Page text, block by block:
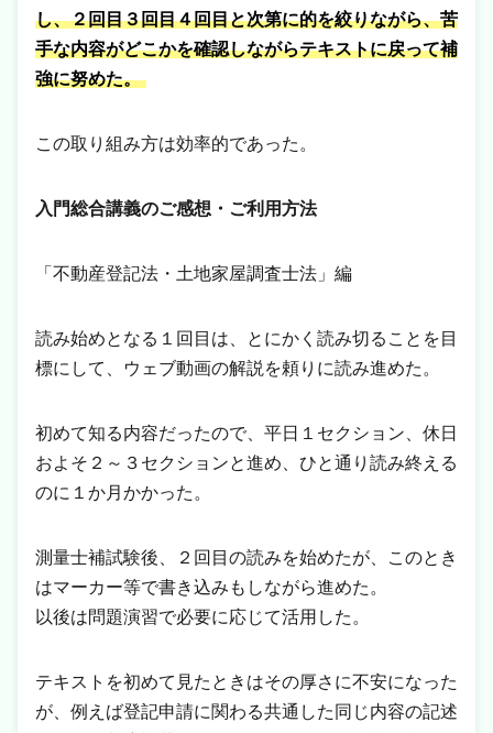
し、２回目３回目４回目と次第に的を絞りながら、苦
手な内容がどこかを確認しながらテキストに戻って補
強に努めた。
この取り組み方は効率的であった。
入門総合講義のご感想・ご利用方法
「不動産登記法・土地家屋調査士法」編
読み始めとなる１回目は、とにかく読み切ることを目
標にして、ウェブ動画の解説を頼りに読み進めた。
初めて知る内容だったので、平日１セクション、休日
およそ２～３セクションと進め、ひと通り読み終える
のに１か月かかった。
測量士補試験後、２回目の読みを始めたが、このとき
はマーカー等で書き込みもしながら進めた。
以後は問題演習で必要に応じて活用した。
テキストを初めて見たときはその厚さに不安になった
が、例えば登記申請に関わる共通した同じ内容の記述